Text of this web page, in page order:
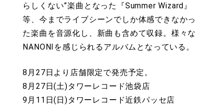
らしくない”楽曲となった『Summer Wizard』
等、今までライブシーンでしか体感できなかっ
た楽曲を音源化し、新曲も含めて収録。様々な
NANONIを感じられるアルバムとなっている。
8月27日より店舗限定で発売予定。
8月27日(土)タワーレコード池袋店
9月11日(日)タワーレコード近鉄パッセ店